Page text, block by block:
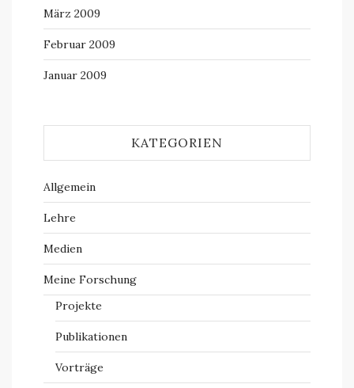
März 2009
Februar 2009
Januar 2009
KATEGORIEN
Allgemein
Lehre
Medien
Meine Forschung
Projekte
Publikationen
Vorträge